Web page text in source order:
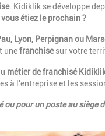
. Kidiklik se développe
vous étiez le prochain ?
Lyon, Perpignan ou
unefranchisesur votre
métier de franchisé
à l'entreprise et les
pour un poste au siège